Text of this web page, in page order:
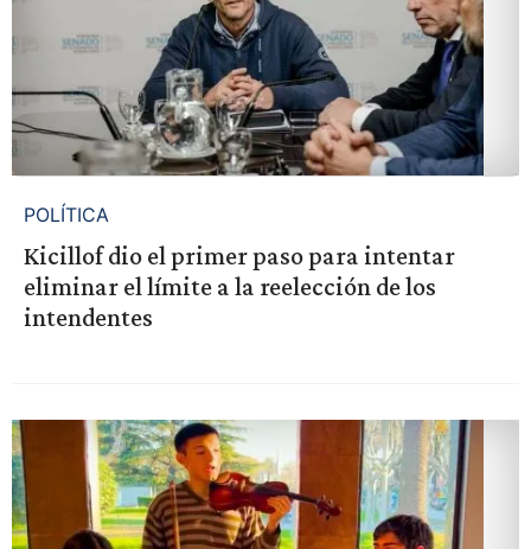
POLÍTICA
Kicillof dio el primer paso para intentar
eliminar el límite a la reelección de los
intendentes